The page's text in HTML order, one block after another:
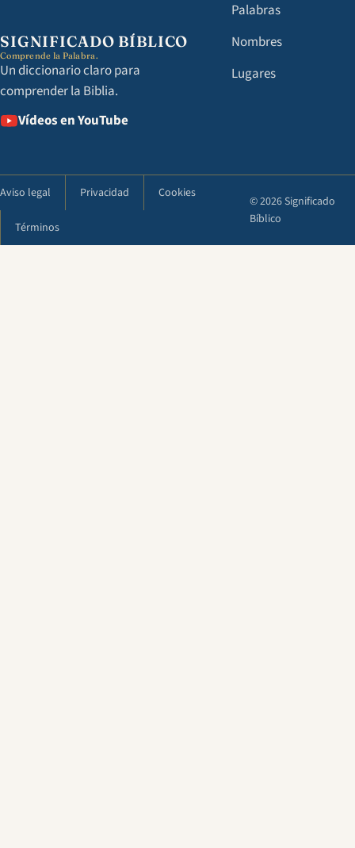
SIGNIFICADO BÍBLICO
Comprende la Palabra.
Un diccionario claro para
comprender la Biblia.
Vídeos en YouTube
Palabras
Nombres
Lugares
Aviso legal Privacidad Cookies
Términos
© 2026 Significado
Bíblico